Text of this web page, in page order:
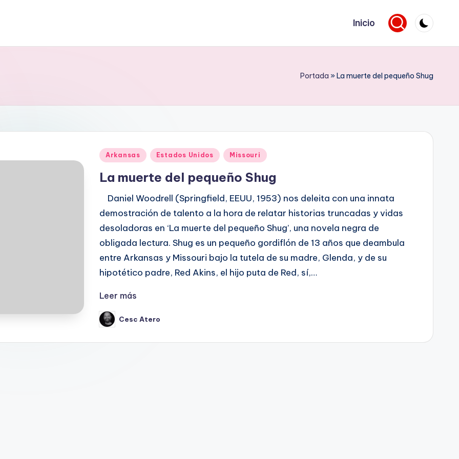
Inicio
Portada »La muerte del pequeño Shug
Publicado
Arkansas Estados Unidos Missouri
La muerte del pequeño Shug
Daniel Woodrell (Springfield, EEUU, 1953) nos deleita con una innata
demostración de talento a la hora de relatar historias truncadas y vidas
desoladoras en ‘La muerte del pequeño Shug’, una novela negra de
obligada lectura. Shug es un pequeño gordiflón de 13 años que deambula
entre Arkansas y Missouri bajo la tutela de su madre, Glenda, y de su
hipotético padre, Red Akins, el hijo puta de Red, sí,…
Leer más
Publicado
por
Cesc Atero